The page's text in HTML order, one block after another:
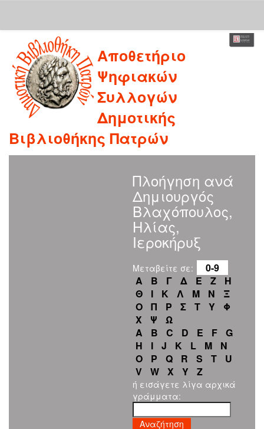
navigation
Αποθετήριο
Ψηφιακών
Συλλογών
Δημοτικής
Βιβλιοθήκης Πατρών
Πλοήγηση ανά
Δημιουργός
Βλαχόπουλος,
Ηλίας,
Ιεροκήρυξ
Μεταβείτε σε:
0-9
Α
Β Γ Δ Ε Ζ
Η
Θ
Ι Κ Λ Μ Ν
Ξ
Ο
Π Ρ Σ Τ Υ
Φ
Χ
Ψ
Ω
A
B C D E F
G
H
I J K L M
N
O
P Q R S T
U
V
W X Y Z
ή εισάγετε λίγα αρχικά
γράμματα: